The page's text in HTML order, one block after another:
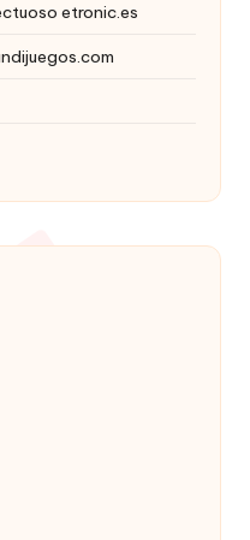
etronic.es